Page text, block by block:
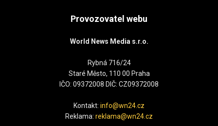
Provozovatel webu
World News Media s.r.o.
Rybná 716/24
Staré Město, 110 00 Praha
IČO: 09372008 DIČ: CZ09372008
Kontakt: info@wn24.cz
Reklama: reklama@wn24.cz